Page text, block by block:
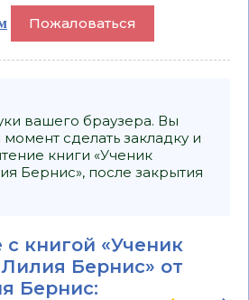
Пожаловаться
вашего браузера. Вы
сделать закладку и
книги «Ученик
Бернис», после закрытия
книгой «Ученик
Бернис» от
Бернис: